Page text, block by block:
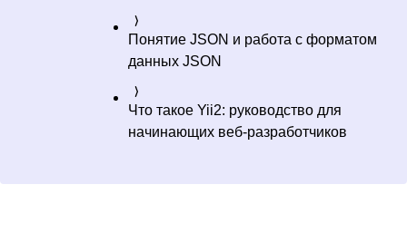
Понятие JSON и работа с форматом
данных JSON
Что такое Yii2: руководство для
начинающих веб-разработчиков